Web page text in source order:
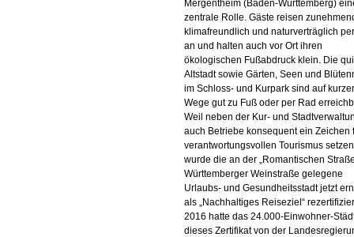
Mergentheim (Baden-Württemberg)
zentrale Rolle. Gäste reisen
klimafreundlich und naturverträglich
an und halten auch vor Ort ihren
ökologischen Fußabdruck klein. Die
Altstadt sowie Gärten, Seen und
im Schloss- und Kurpark sind auf
Wege gut zu Fuß oder per Rad
Weil neben der Kur- und
auch Betriebe konsequent ein Zeichen
verantwortungsvollen Tourismus
wurde die an der „Romantischen
Württemberger Weinstraße gelegene
Urlaubs- und Gesundheitsstadt jetzt
als „Nachhaltiges Reiseziel“
2016 hatte das 24.000-Einwohner-
dieses Zertifikat von der